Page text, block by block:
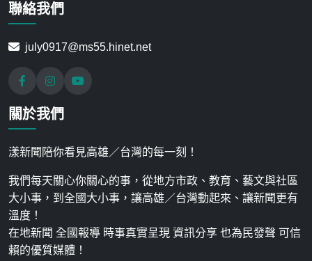
聯絡我們
july0917@ms55.hinet.net
關於我們
漾新聞陪你看見高雄／台灣的每一刻！
我們每天關心你關心的事，從地方市政、教育、藝文與社區
大小事，到全國大小事，讓高雄／台灣動起來、讓新聞更有
溫度！
在地新聞 全國報導 時事真實呈現 資訊分享 也為民發聲 可信
賴的優質媒體！